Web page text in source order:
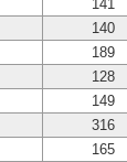
141
140
189
128
149
316
165